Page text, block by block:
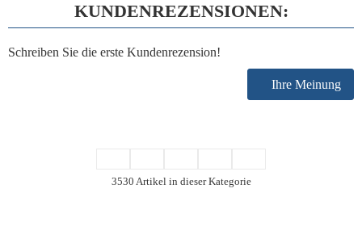
KUNDENREZENSIONEN:
Schreiben Sie die erste Kundenrezension!
Ihre Meinung
3530 Artikel in dieser Kategorie